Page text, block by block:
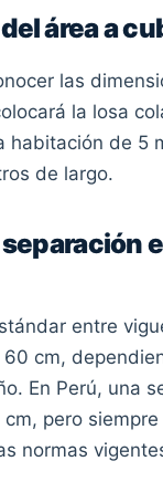
área a
las
la losa
habitación de 5
de largo.
entre
cm,
En Perú, una
pero
normas